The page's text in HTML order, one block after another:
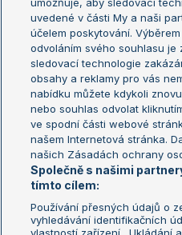
Sázkařský žebříček
Aktualní trendy
Fotbalové přestupy
Livesport Daily
LS Prague Open
uvedené v části My a naši
účelem poskytování.
odvoláním svého souhlasu je
sledovací technologie
obsahy a reklamy pro vás
nabídku můžete kdykoli
nebo souhlas odvolat
ve spodní části webové
našem Internetová stránka.
našich Zásadách ochrany
Společně s našimi
tímto cílem:
Používání přesných údajů o
vyhledávání identifikačních